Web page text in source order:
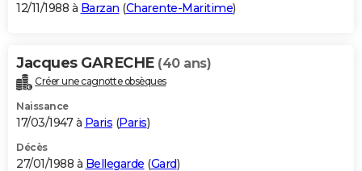
12/11/1988 à Barzan (Charente-Maritime)
Jacques GARECHE (40 ans)
Créer une cagnotte obsèques
Naissance
17/03/1947 à Paris (Paris)
Décès
27/01/1988 à Bellegarde (Gard)